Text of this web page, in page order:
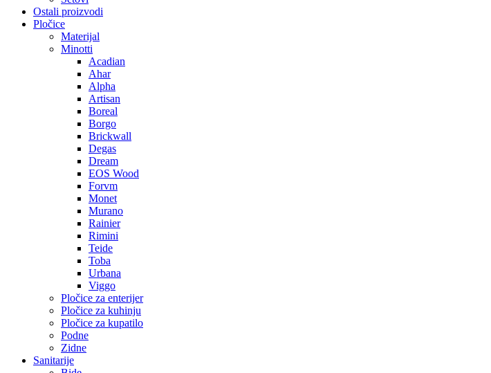
Ostali proizvodi
Pločice
Materijal
Minotti
Acadian
Ahar
Alpha
Artisan
Boreal
Borgo
Brickwall
Degas
Dream
EOS Wood
Forvm
Monet
Murano
Rainier
Rimini
Teide
Toba
Urbana
Viggo
Pločice za enterijer
Pločice za kuhinju
Pločice za kupatilo
Podne
Zidne
Sanitarije